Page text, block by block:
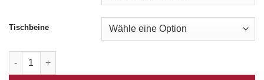
Tischbeine
Palermo Ausziehtisch Menge